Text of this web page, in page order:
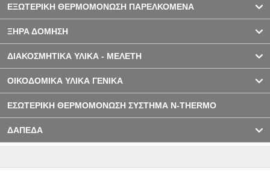
ΕΞΩΤΕΡΙΚΗ ΘΕΡΜΟΜΟΝΩΣΗ ΠΑΡΕΛΚΟΜΕΝΑ
ΞΗΡΑ ΔΟΜΗΣΗ
ΔΙΑΚΟΣΜΗΤΙΚΑ ΥΛΙΚΑ - ΜΕΛΕΤΗ
ΟΙΚΟΔΟΜΙΚΑ ΥΛΙΚΑ ΓΕΝΙΚΑ
ΕΣΩΤΕΡΙΚΗ ΘΕΡΜΟΜΟΝΩΣΗ ΣΥΣΤΗΜΑ N-THERMO
ΔΑΠΕΔΑ